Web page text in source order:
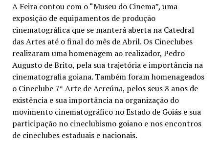
A Feira contou com o “Museu do Cinema”, uma
exposição de equipamentos de produção
cinematográfica que se manterá aberta na Catedral
das Artes até o final do mês de Abril. Os Cineclubes
realizaram uma homenagem ao realizador, Pedro
Augusto de Brito, pela sua trajetória e importância na
cinematografia goiana. Também foram homenageados
o Cineclube 7ª Arte de Acreúna, pelos seus 8 anos de
existência e sua importância na organização do
movimento cinematográfico no Estado de Goiás e sua
participação no cineclubismo goiano e nos encontros
de cineclubes estaduais e nacionais.